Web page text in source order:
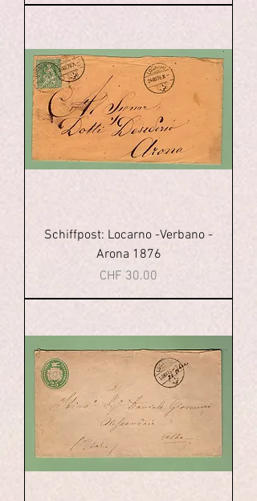
Schiffpost: Locarno -Verbano -
Arona 1876
Price
CHF 30.00